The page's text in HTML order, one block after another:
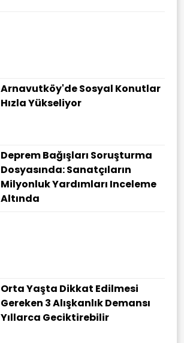
Arnavutköy'de Sosyal Konutlar
Hızla Yükseliyor
Deprem Bağışları Soruşturma
Dosyasında: Sanatçıların
Milyonluk Yardımları Inceleme
Altında
Orta Yaşta Dikkat Edilmesi
Gereken 3 Alışkanlık Demansı
Yıllarca Geciktirebilir